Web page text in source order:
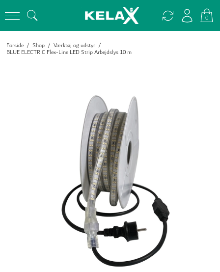
0
Forside / Shop / Værktøj og udstyr /
BLUE ELECTRIC Flex-Line LED Strip Arbejdslys 10 m